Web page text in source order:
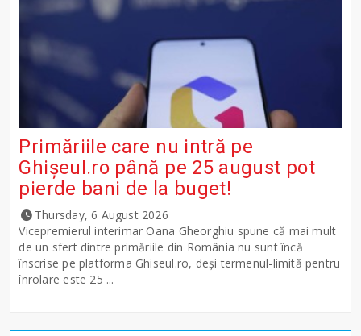
Primăriile care nu intră pe
Ghişeul.ro până pe 25 august pot
pierde bani de la buget!
Thursday, 6 August 2026
Vicepremierul interimar Oana Gheorghiu spune că mai mult
de un sfert dintre primăriile din România nu sunt încă
înscrise pe platforma Ghiseul.ro, deși termenul-limită pentru
înrolare este 25 ...